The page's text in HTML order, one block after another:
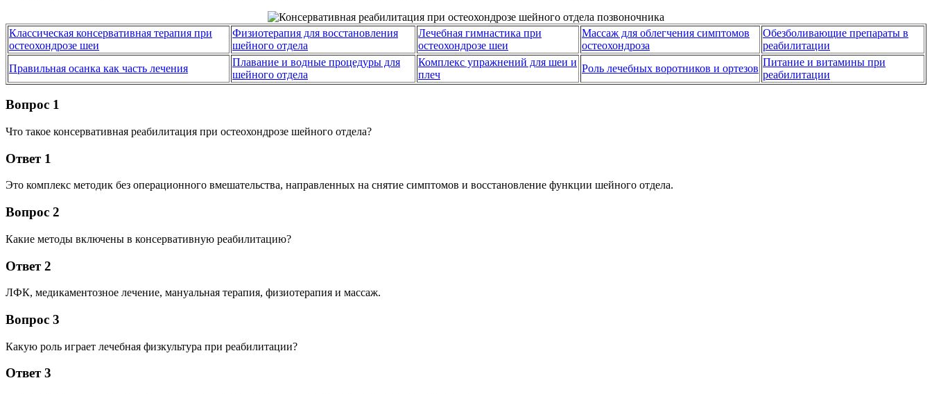
Классическая консервативная терапия при
остеохондрозе шеи
Физиотерапия для восстановления
шейного отдела
Лечебная гимнастика при
остеохондрозе шеи
Массаж для облегчения симптомов
остеохондроза
Обезболивающие препараты в
реабилитации
Правильная осанка как часть лечения
Плавание и водные процедуры для
шейного отдела
Комплекс упражнений для шеи и
плеч
Роль лечебных воротников и ортезов
Питание и витамины при
реабилитации
Вопрос 1
Что такое консервативная реабилитация при остеохондрозе шейного отдела?
Ответ 1
Это комплекс методик без операционного вмешательства, направленных на снятие симптомов и восстановление функции шейного отдела.
Вопрос 2
Какие методы включены в консервативную реабилитацию?
Ответ 2
ЛФК, медикаментозное лечение, мануальная терапия, физиотерапия и массаж.
Вопрос 3
Какую роль играет лечебная физкультура при реабилитации?
Ответ 3